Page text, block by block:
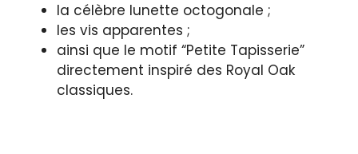
la célèbre lunette octogonale ;
les vis apparentes ;
ainsi que le motif “Petite Tapisserie”
directement inspiré des Royal Oak
classiques.